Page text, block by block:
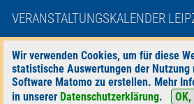
VERANSTALTUNGSKALENDER
Wir verwenden Cookies, um für diese
statistische Auswertungen der
Software Matomo zu erstellen. Mehr
in unserer Datenschutzerklärung.